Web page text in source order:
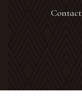
Contact